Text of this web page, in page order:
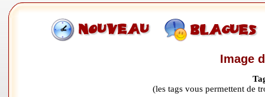
Image
(les tags vous permettent de